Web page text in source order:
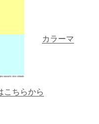
カラーマ
こちらから